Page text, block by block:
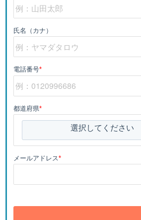
氏名（カナ）
電話番号*
都道府県*
選択してください
メールアドレス*